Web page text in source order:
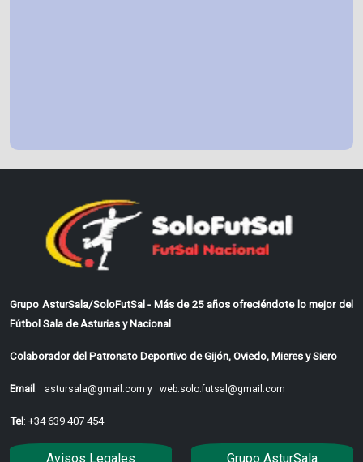
Grupo AsturSala/SoloFutSal - Más de 25 años ofreciéndote lo mejor del
Fútbol Sala de Asturias y Nacional
Colaborador del Patronato Deportivo de Gijón, Oviedo, Mieres y Siero
Email: astursala@gmail.com y web.solo.futsal@gmail.com
Tel: +34 639 407 454
Avisos Legales Grupo AsturSala